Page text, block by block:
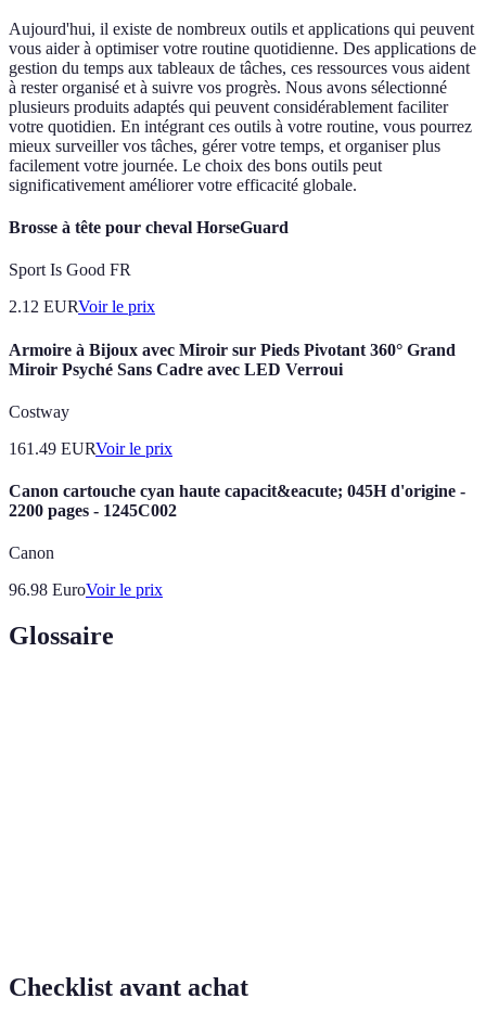
Aujourd'hui, il existe de nombreux outils et applications qui peuvent
vous aider à optimiser votre routine quotidienne. Des applications de
gestion du temps aux tableaux de tâches, ces ressources vous aident
à rester organisé et à suivre vos progrès. Nous avons sélectionné
plusieurs produits adaptés qui peuvent considérablement faciliter
votre quotidien. En intégrant ces outils à votre routine, vous pourrez
mieux surveiller vos tâches, gérer votre temps, et organiser plus
facilement votre journée. Le choix des bons outils peut
significativement améliorer votre efficacité globale.
Brosse à tête pour cheval HorseGuard
Sport Is Good FR
2.12 EURVoir le prix
Armoire à Bijoux avec Miroir sur Pieds Pivotant 360° Grand
Miroir Psyché Sans Cadre avec LED Verroui
Costway
161.49 EURVoir le prix
Canon cartouche cyan haute capacit&eacute; 045H d'origine -
2200 pages - 1245C002
Canon
96.98 EuroVoir le prix
Glossaire
Checklist avant achat